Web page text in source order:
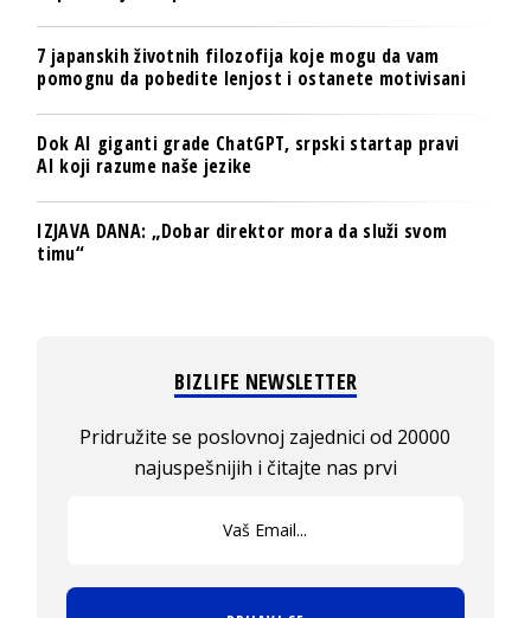
7 japanskih životnih filozofija koje mogu da vam
pomognu da pobedite lenjost i ostanete motivisani
Dok AI giganti grade ChatGPT, srpski startap pravi
AI koji razume naše jezike
IZJAVA DANA: „Dobar direktor mora da služi svom
timu“
BIZLIFE NEWSLETTER
Pridružite se poslovnoj zajednici od 20000
najuspešnijih i čitajte nas prvi